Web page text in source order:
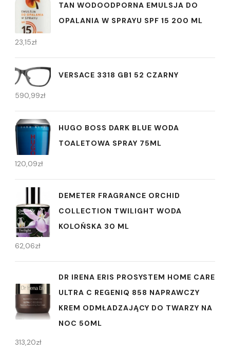
TAN WODOODPORNA EMULSJA DO
OPALANIA W SPRAYU SPF 15 200 ML
23,15zł
VERSACE 3318 GB1 52 CZARNY
590,99zł
HUGO BOSS DARK BLUE WODA
TOALETOWA SPRAY 75ML
120,09zł
DEMETER FRAGRANCE ORCHID
COLLECTION TWILIGHT WODA
KOLOŃSKA 30 ML
62,06zł
DR IRENA ERIS PROSYSTEM HOME CARE
ULTRA C REGENIQ 858 NAPRAWCZY
KREM ODMŁADZAJĄCY DO TWARZY NA
NOC 50ML
313,20zł